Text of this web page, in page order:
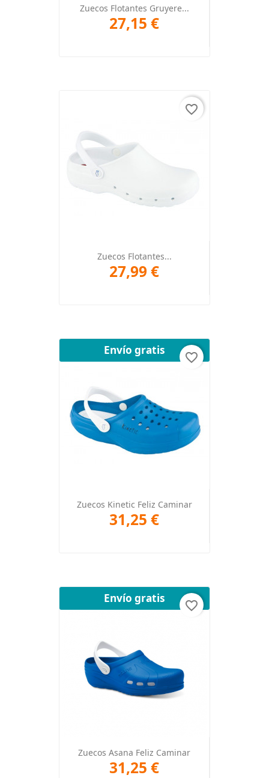
Zuecos Flotantes Gruyere...
27,15 €
Zuecos Flotantes...
27,99 €
favorite_border
Zuecos Kinetic Feliz Caminar
31,25 €
Envío gratis
favorite_border
Zuecos Asana Feliz Caminar
31,25 €
Envío gratis
favorite_border